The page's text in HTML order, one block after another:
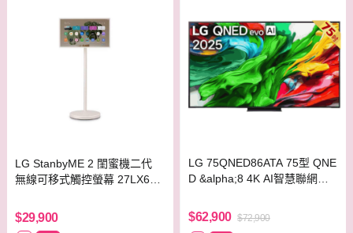
LG StanbyME 2 閨蜜機二代
無線可移式觸控螢幕 27LX6TD
$29,900
LG 75QNED86ATA 75型 QNE
D &alpha;8 4K AI智慧聯網顯
$62,900 $72,900